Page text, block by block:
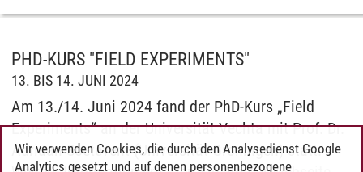
PHD-KURS "FIELD EXPERIMENTS"
13. BIS 14. JUNI 2024
Am 13./14. Juni 2024 fand der PhD-Kurs „Field
Experiments“ an der Universität Vechta mit Prof. Dr.
Adriaan Soetevent (Universität Groningen) statt.
Wir verwenden Cookies, die durch den Analysedienst Google
Analytics gesetzt und auf denen personenbezogene